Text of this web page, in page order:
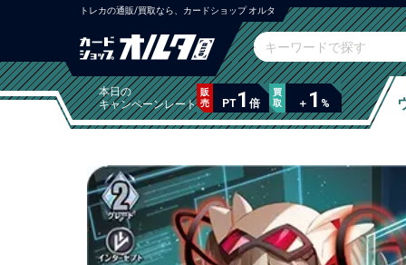
トレカの通販/買取なら、カードショップ オルタ
本日の
キャンペーンレート
販
売
PT1 倍
買
取
＋ 1 %